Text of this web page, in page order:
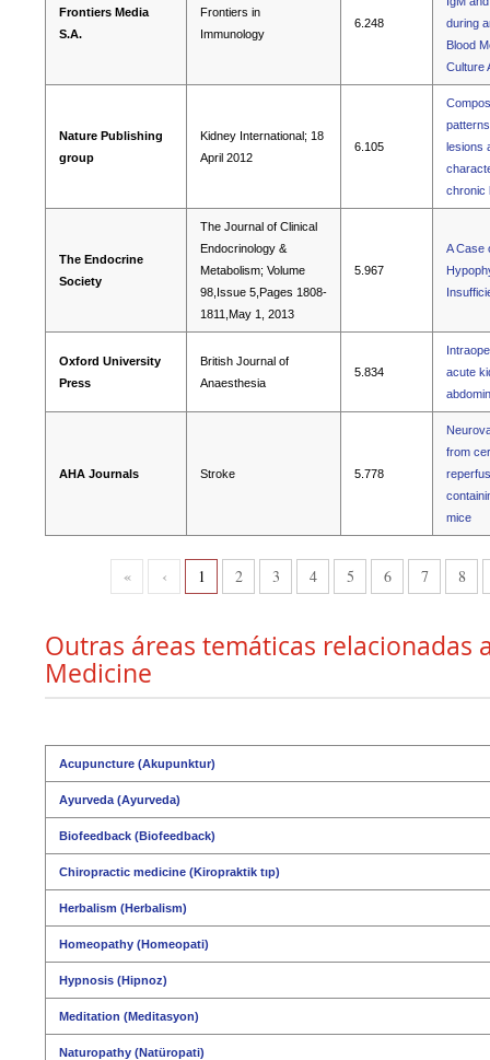
Frontiers Media
S.A.
Frontiers in
Immunology
6.248
during
Blood
Culture
Nature Publishing
group
Kidney International; 18
April 2012
6.105
lesions
chronic
The Endocrine
Society
The Journal of Clinical
Endocrinology &
Metabolism; Volume
98,Issue 5,Pages 1808-
1811,May 1, 2013
5.967
A Case
Oxford University
Press
British Journal of
Anaesthesia
5.834
acute
AHA Journals Stroke 5.778
from
mice
« ‹ 1 2 3 4 5 6 7 8
Outras áreas temáticas relacionadas
Medicine
Acupuncture (Akupunktur)
Ayurveda (Ayurveda)
Biofeedback (Biofeedback)
Chiropractic medicine (Kiropraktik tıp)
Herbalism (Herbalism)
Homeopathy (Homeopati)
Hypnosis (Hipnoz)
Meditation (Meditasyon)
Naturopathy (Natüropati)